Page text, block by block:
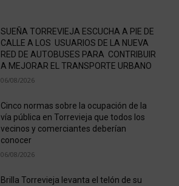
SUEÑA TORREVIEJA ESCUCHA A PIE DE
CALLE A LOS USUARIOS DE LA NUEVA
RED DE AUTOBUSES PARA CONTRIBUIR
A MEJORAR EL TRANSPORTE URBANO
06/08/2026
Cinco normas sobre la ocupación de la
vía pública en Torrevieja que todos los
vecinos y comerciantes deberían
conocer
06/08/2026
Brilla Torrevieja levanta el telón de su